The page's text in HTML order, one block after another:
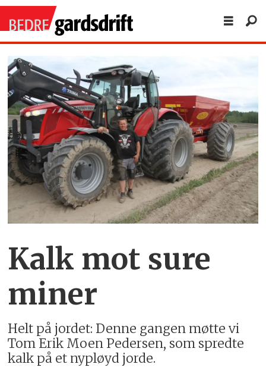
Kalk mot sure
miner
Helt på jordet: Denne gangen møtte vi
Tom Erik Moen Pedersen, som spredte
kalk på et nypløyd jorde.